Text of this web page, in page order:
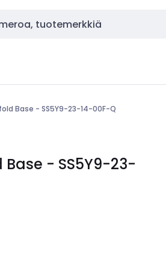
Base - SS5Y9-23-14-00F-Q
Base - SS5Y9-23-